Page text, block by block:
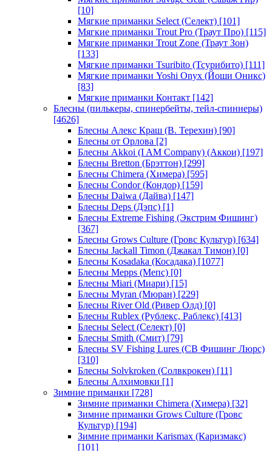
[10]
Мягкие приманки Select (Селект) [101]
Мягкие приманки Trout Pro (Траут Про) [115]
Мягкие приманки Trout Zone (Траут Зон)
[133]
Мягкие приманки Tsuribito (Тсурибито) [111]
Мягкие приманки Yoshi Onyx (Йоши Оникс)
[83]
Мягкие приманки Контакт [142]
Блесны (пилькеры, спинербейты, тейл-спиннеры)
[4626]
Блесны Алекс Краш (В. Терехин) [90]
Блесны от Орлова [2]
Блесны Akkoi (I AM Company) (Аккои) [197]
Блесны Bretton (Брэттон) [299]
Блесны Chimera (Химера) [595]
Блесны Condor (Кондор) [159]
Блесны Daiwa (Дайва) [147]
Блесны Deps (Дэпс) [1]
Блесны Extreme Fishing (Экстрим Фишинг)
[367]
Блесны Grows Culture (Гровс Культур) [634]
Блесны Jackall Timon (Джакал Тимон) [0]
Блесны Kosadaka (Косадака) [1077]
Блесны Mepps (Мепс) [0]
Блесны Miari (Миари) [15]
Блесны Myran (Мюран) [229]
Блесны River Old (Ривер Олд) [0]
Блесны Rublex (Рублекс, Раблекс) [413]
Блесны Select (Селект) [0]
Блесны Smith (Смит) [79]
Блесны SV Fishing Lures (СВ Фишинг Люрс)
[310]
Блесны Solvkroken (Солвкрокен) [11]
Блесны Алхимовки [1]
Зимние приманки [728]
Зимние приманки Chimera (Химера) [32]
Зимние приманки Grows Culture (Гровс
Культур) [194]
Зимние приманки Karismax (Каризмакс)
[101]